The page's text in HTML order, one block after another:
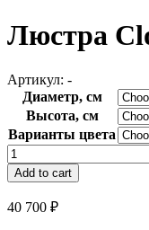
Люстра
Артикул: -
Диаметр, см
Высота, см
Варианты цвета
Люстра
Cloud
37
quantity
Add to cart
40 700 ₽